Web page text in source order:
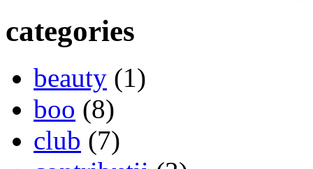
categories
beauty (1)
boo (8)
club (7)